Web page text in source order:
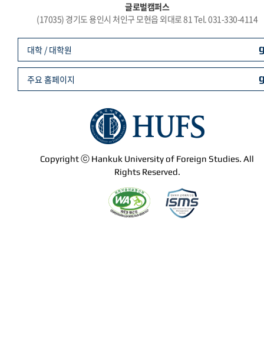
글로벌캠퍼스
(17035) 경기도 용인시 처인구 모현읍 외대로 81 Tel. 031-330-4114
Copyright ⓒ Hankuk University of Foreign Studies. All
Rights Reserved.
대학 / 대학원
주요 홈페이지